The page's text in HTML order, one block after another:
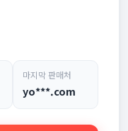
마지막 판매처
yo***.com